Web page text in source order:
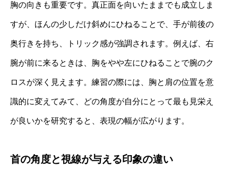
胸の向きも重要です。真正面を向いたままでも成立しま
すが、ほんの少しだけ斜めにひねることで、手が前後の
奥行きを持ち、トリック感が強調されます。例えば、右
腕が前に来るときは、胸をやや左にひねることで腕のク
ロスが深く見えます。練習の際には、胸と肩の位置を意
識的に変えてみて、どの角度が自分にとって最も見栄え
が良いかを研究すると、表現の幅が広がります。
首の角度と視線が与える印象の違い